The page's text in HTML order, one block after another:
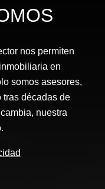
nos permiten
en
somos asesores,
tras décadas de
nuestra